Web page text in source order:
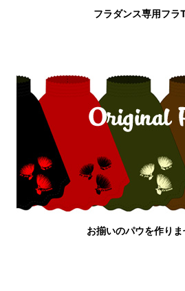
フラダンス専用フラ
お揃いのパウを作りま